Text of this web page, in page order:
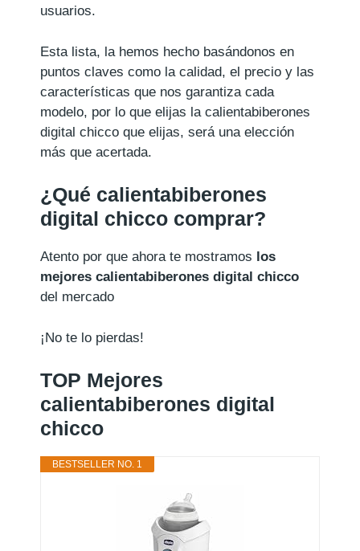
usuarios.
Esta lista, la hemos hecho basándonos en
puntos claves como la calidad, el precio y las
características que nos garantiza cada
modelo, por lo que elijas la calientabiberones
digital chicco que elijas, será una elección
más que acertada.
¿Qué calientabiberones
digital chicco comprar?
Atento por que ahora te mostramos los
mejores calientabiberones digital chicco
del mercado
¡No te lo pierdas!
TOP Mejores
calientabiberones digital
chicco
BESTSELLER NO. 1